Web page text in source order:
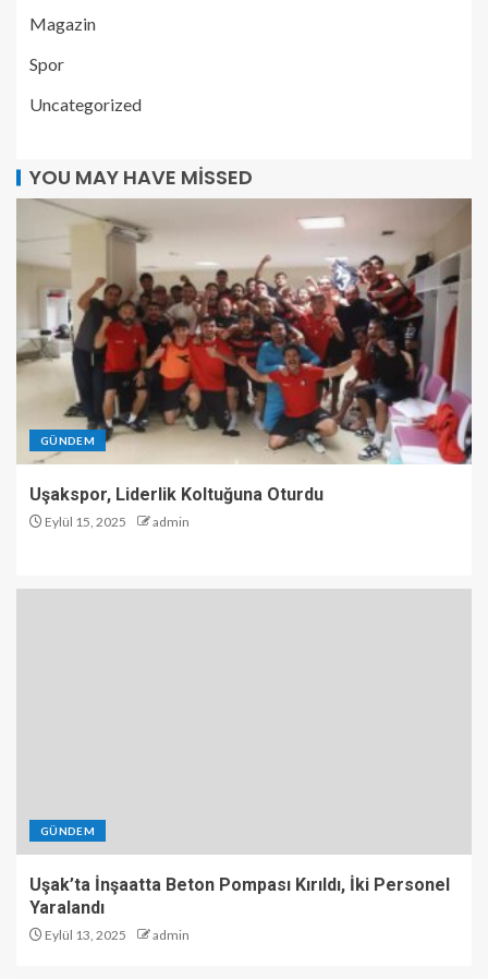
Magazin
Spor
Uncategorized
YOU MAY HAVE MISSED
GÜNDEM
Uşakspor, Liderlik Koltuğuna Oturdu
Eylül 15, 2025 admin
GÜNDEM
Uşak’ta İnşaatta Beton Pompası Kırıldı, İki Personel
Yaralandı
Eylül 13, 2025 admin